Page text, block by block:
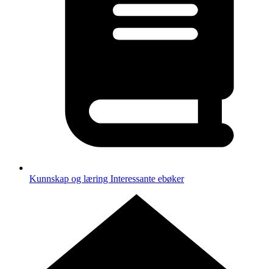
Kunnskap og læring Interessante ebøker